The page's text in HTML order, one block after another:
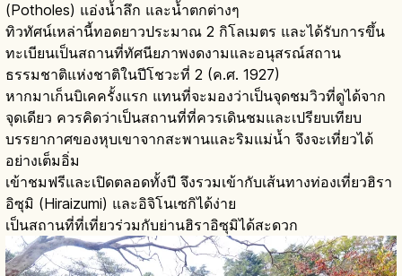
(Potholes) แอ่งน้ำลึก และน้ำตกต่างๆ
ทิวทัศน์เหล่านี้ทอดยาวประมาณ 2 กิโลเมตร และได้รับการขึ้น
ทะเบียนเป็นสถานที่ทัศนียภาพงดงามและอนุสรณ์สถาน
ธรรมชาติแห่งชาติในปีโชวะที่ 2 (ค.ศ. 1927)
หากมาเก็นบิเคครั้งแรก แทนที่จะมองว่าเป็นจุดชมวิวที่ดูได้จาก
จุดเดียว ควรคิดว่าเป็นสถานที่ที่ควรเดินชมและเปรียบเทียบ
บรรยากาศของหุบเขาจากสะพานและริมแม่น้ำ จึงจะเที่ยวได้
อย่างเต็มอิ่ม
เข้าชมฟรีและเปิดตลอดทั้งปี จึงรวมเข้ากับเส้นทางท่องเที่ยวฮิรา
อิซุมิ (Hiraizumi) และอิจิโนเซกิได้ง่าย
เป็นสถานที่ที่เที่ยวร่วมกับย่านฮิราอิซุมิได้สะดวก